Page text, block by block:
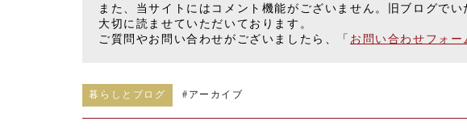
また、当サイトにはコメント機能がございません。旧ブログで
大切に読ませていただいております。
ご質問やお問い合わせがございましたら、「 お問い合わせフォー
暮らしとブログ # アーカイブ